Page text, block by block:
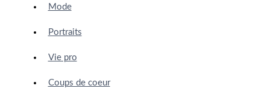
Mode
Portraits
Vie pro
Coups de coeur